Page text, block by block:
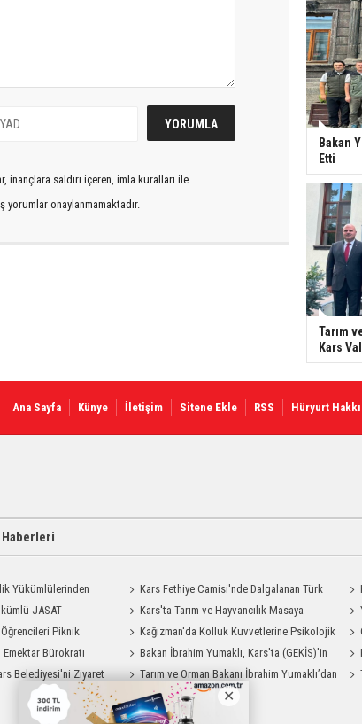
saldırı içeren, imla kuralları ile
yorumlar onaylanmamaktadır.
Bakan
Etti
Tarım
Kars
Ana Sayfa Künye İletişim Sitene Ekle RSS Hüryurt
Haberleri
Yükümlülerinden
Kars Fethiye Camisi'nde Dalgalanan Türk
Bayrağı Görenlerin Beğenisini Topladı
JASAT
Kars'ta Tarım ve Hayvancılık Masaya
Yatırıldı
Piknik
Kağızman'da Kolluk Kuvvetlerine Psikolojik
İlk Yardım Eğitimi
Bürokratı
Günü
Bakan İbrahim Yumaklı, Kars'ta (GEKİS)'in
ilk uygulamasını başlattı
Belediyesi'ni Ziyaret
Tarım ve Orman Bakanı İbrahim Yumaklı’dan
MHP Kars İl Başkanlığı’na Ziyaret